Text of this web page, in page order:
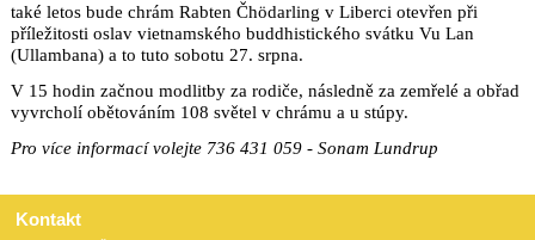
také letos bude chrám Rabten Čhödarling v Liberci otevřen při
příležitosti oslav vietnamského buddhistického svátku Vu Lan
(Ullambana) a to tuto sobotu 27. srpna.
V 15 hodin začnou modlitby za rodiče, následně za zemřelé a obřad
vyvrcholí obětováním 108 světel v chrámu a u stúpy.
Pro více informací volejte 736 431 059 - Sonam Lundrup
Kontakt